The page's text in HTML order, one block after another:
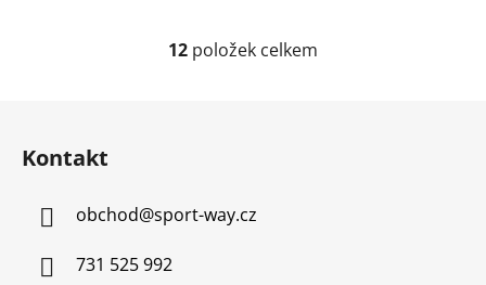
O
í
12 položek celkem
Kontakt
obchod@sport-way.cz
731 525 992